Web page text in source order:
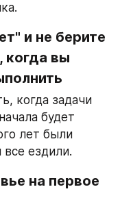
и не берите
когда вы
когда задачи
будет
лет были
ездили.
на первое